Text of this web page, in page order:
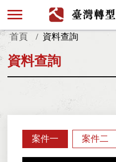
首頁 資料查詢
資料查詢
案件一 案件二